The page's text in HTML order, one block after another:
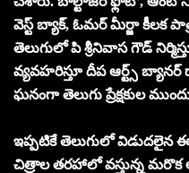
వెస్ట్ బ్యాక్, ఓమర్ మీర్జా కీలక
తెలుగులో పి శ్రీనివాస గౌడ్
వ్యవహరిస్తూ దీప ఆర్ట్స్
ఘనంగా తెలుగు ప్రేక్షకుల
ఇప్పటికే తెలుగులో విడుదలైన
చిత్రాల తరహాలో వస్తున్న